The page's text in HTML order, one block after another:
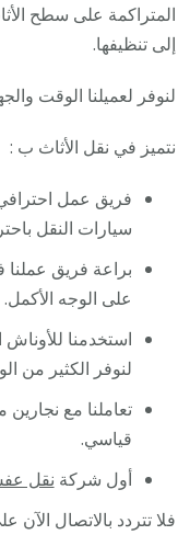
المتراكمة على سطح
إلى تنظيفها.
لنوفر لعميلنا الوقت
نتميز في نقل الأثاث ب :
فريق عمل
سيارات النقل
براعة فريق
على الوجه الأكمل.
استخدمنا
لنوفر الكثير من
تعاملنا مع
قياسي.
أول شركة نقل